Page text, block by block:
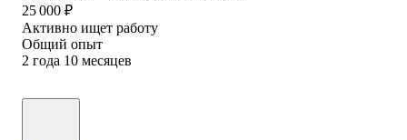
25 000 ₽
Активно ищет работу
Общий опыт
2 года 10 месяцев